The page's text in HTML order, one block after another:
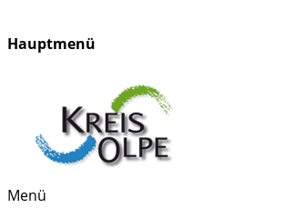
Hauptmenü
Menü